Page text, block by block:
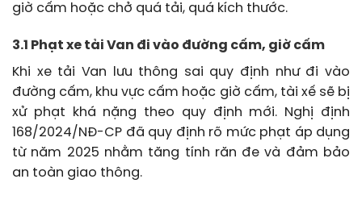
giờ cấm hoặc chở quá tải, quá kích thước.
3.1 Phạt xe tải Van đi vào đường cấm, giờ cấm
Khi xe tải Van lưu thông sai quy định như đi vào
đường cấm, khu vực cấm hoặc giờ cấm, tài xế sẽ bị
xử phạt khá nặng theo quy định mới. Nghị định
168/2024/NĐ-CP đã quy định rõ mức phạt áp dụng
từ năm 2025 nhằm tăng tính răn đe và đảm bảo
an toàn giao thông.